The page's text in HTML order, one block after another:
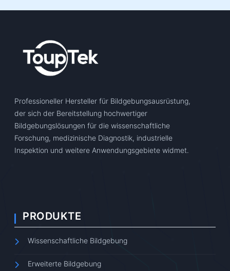
Professioneller Hersteller für Bildgebungsausrüstung,
der sich der Bereitstellung hochwertiger
Bildgebungslösungen für die wissenschaftliche
Forschung, medizinische Diagnostik, industrielle
Inspektion und weitere Anwendungsgebiete widmet.
PRODUKTE
Wissenschaftliche Bildgebung
Erweiterte Bildgebung